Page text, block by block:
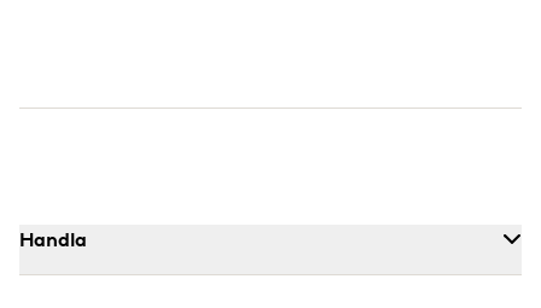
Handla